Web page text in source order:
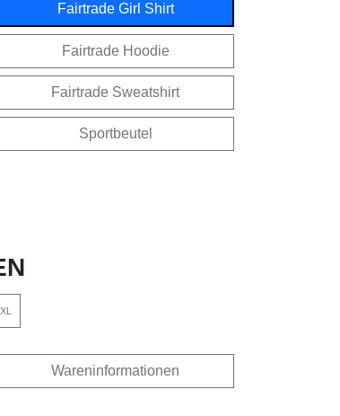
Fairtrade Girl Shirt
Fairtrade Hoodie
Fairtrade Sweatshirt
Sportbeutel
Wareninformationen